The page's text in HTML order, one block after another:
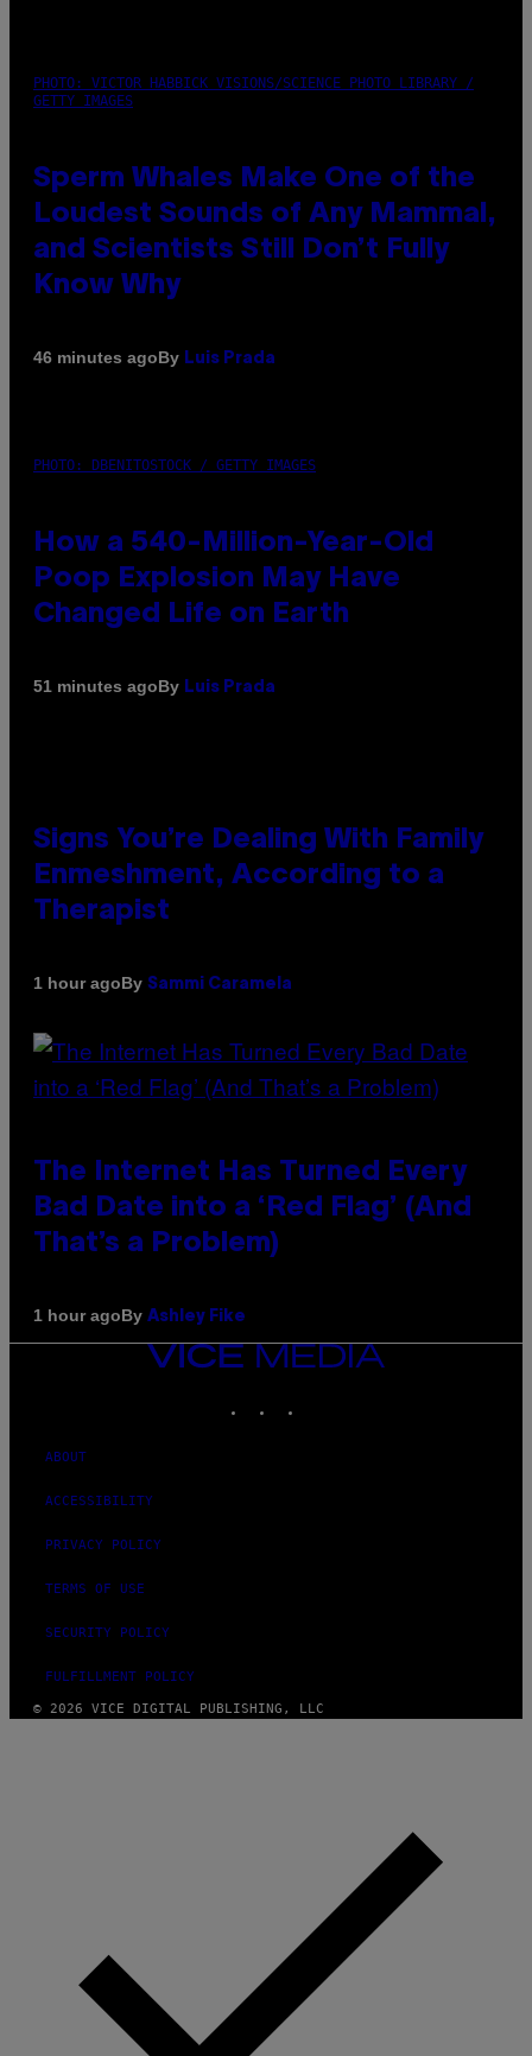
PHOTO: VICTOR HABBICK VISIONS/SCIENCE PHOTO LIBRARY /
GETTY IMAGES
Sperm Whales Make One of the
Loudest Sounds of Any Mammal,
and Scientists Still Don’t Fully
Know Why
46 minutes agoBy Luis Prada
PHOTO: DBENITOSTOCK / GETTY IMAGES
How a 540-Million-Year-Old
Poop Explosion May Have
Changed Life on Earth
51 minutes agoBy Luis Prada
Signs You’re Dealing With Family
Enmeshment, According to a
Therapist
1 hour agoBy Sammi Caramela
The Internet Has Turned Every
Bad Date into a ‘Red Flag’ (And
That’s a Problem)
1 hour agoBy Ashley Fike
VICE
MEDIA
ABOUT
ACCESSIBILITY
PRIVACY POLICY
TERMS OF USE
SECURITY POLICY
FULFILLMENT POLICY
© 2026 VICE DIGITAL PUBLISHING, LLC